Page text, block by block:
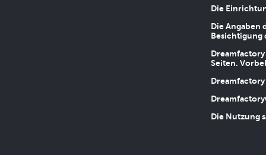
Die
Die
Besichtigung
Seiten.
Die Nutzung